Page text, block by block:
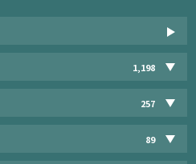
1,198
257
89